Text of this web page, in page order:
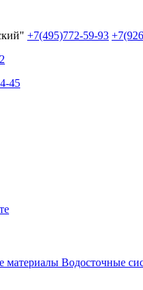
+7(495)772-59-93
45
материалы Водосточные